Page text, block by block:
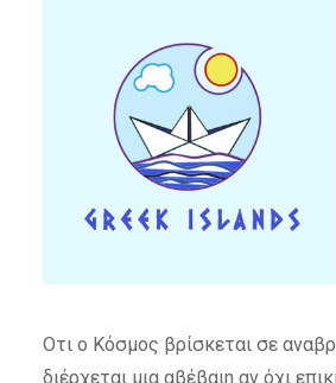
Οτι ο Κόσμος βρίσκεται σε
διέρχεται μια αβέβαιη αν όχι